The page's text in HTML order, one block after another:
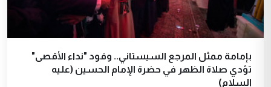
بإمامة ممثل المرجع السيستاني.. وفود "نداء الأقصى"
تؤدي صلاة الظهر في حضرة الإمام الحسين (عليه
السلام)